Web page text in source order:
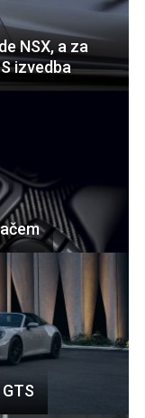
NSX, a za
izvedba